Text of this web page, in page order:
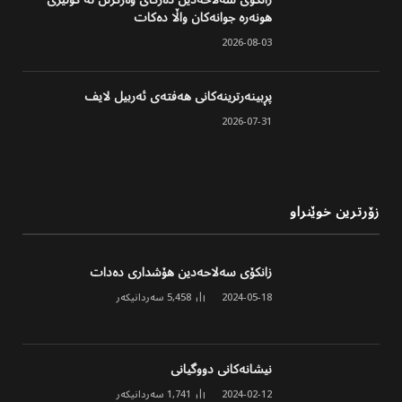
هونەرە جوانەکان واڵا دەکات
2026-08-03
پڕبینەرترینەکانی هەفتەی ئەربیل لایف
2026-07-31
زۆرترین خوێنراو
زانکۆی سەلاحەدین هۆشداری دەدات
2024-05-18
5,458 سەردانیکەر
نیشانەکانی دووگیانی
2024-02-12
1,741 سەردانیکەر